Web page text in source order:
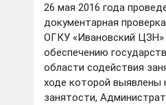
26 мая 2016 года
документарная
ОГКУ «Ивановский ЦЗН»
обеспечению
области содействия
ходе которой выявлены
занятости,